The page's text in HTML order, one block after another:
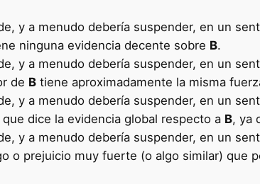
y a menudo debería suspender, en un
ninguna evidencia decente sobre B.
y a menudo debería suspender, en un
de B tiene aproximadamente la misma
y a menudo debería suspender, en un
dice la evidencia global respecto a B, ya
y a menudo debería suspender, en un
o prejuicio muy fuerte (o algo similar) que